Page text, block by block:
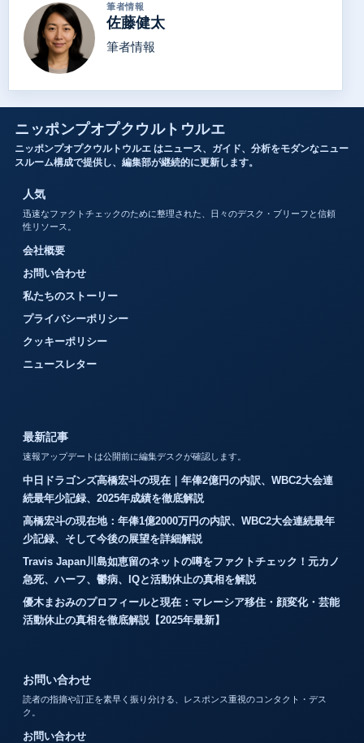
筆者情報
佐藤健太
筆者情報
ニッポンプオプクウルトウルエ
ニッポンプオプクウルトウルエ はニュース、ガイド、分析をモダンなニュー
スルーム構成で提供し、編集部が継続的に更新します。
人気
迅速なファクトチェックのために整理された、日々のデスク・ブリーフと信頼
性リソース。
会社概要
お問い合わせ
私たちのストーリー
プライバシーポリシー
クッキーポリシー
ニュースレター
最新記事
速報アップデートは公開前に編集デスクが確認します。
中日ドラゴンズ高橋宏斗の現在｜年俸2億円の内訳、WBC2大会連
続最年少記録、2025年成績を徹底解説
高橋宏斗の現在地：年俸1億2000万円の内訳、WBC2大会連続最年
少記録、そして今後の展望を詳細解説
Travis Japan川島如恵留のネットの噂をファクトチェック！元カノ
急死、ハーフ、鬱病、IQと活動休止の真相を解説
優木まおみのプロフィールと現在：マレーシア移住・顔変化・芸能
活動休止の真相を徹底解説【2025年最新】
お問い合わせ
読者の指摘や訂正を素早く振り分ける、レスポンス重視のコンタクト・デス
ク。
お問い合わせ